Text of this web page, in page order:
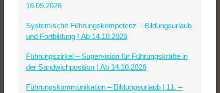
16.09.2026
Systemische Führungskompetenz – Bildungsurlaub
und Fortbildung | Ab 14.10.2026
Führungszirkel – Supervision für Führungskräfte in
der Sandwichposition | Ab 14.10.2026
Führungskommunikation – Bildungsurlaub | 11. –